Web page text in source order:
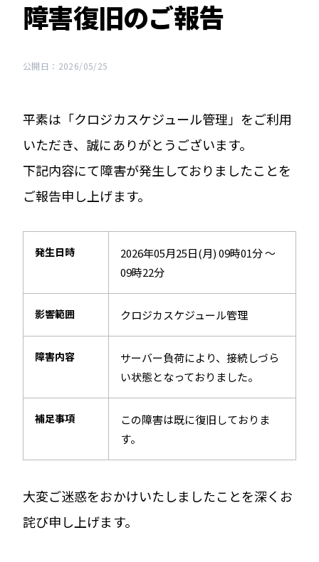
障害復旧のご報告
公開日：2026/05/25
平素は「クロジカスケジュール管理」をご利用
いただき、誠にありがとうございます。
下記内容にて障害が発生しておりましたことを
ご報告申し上げます。
発生日時
2026年05月25日(月) 09時01分 ～
09時22分
影響範囲 クロジカスケジュール管理
障害内容
サーバー負荷により、接続しづら
い状態となっておりました。
補足事項
この障害は既に復旧しておりま
す。
大変ご迷惑をおかけいたしましたことを深くお
詫び申し上げます。